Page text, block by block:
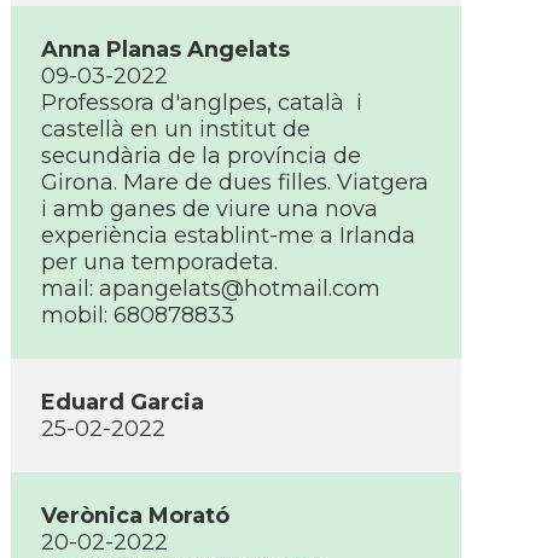
Anna Planas Angelats
09-03-2022
Professora d'anglpes, català i
castellà en un institut de
secundària de la proví­ncia de
Girona. Mare de dues filles. Viatgera
i amb ganes de viure una nova
experiència establint-me a Irlanda
per una temporadeta.
mail: apangelats@hotmail.com
mobil: 680878833
Eduard Garcia
25-02-2022
Verònica Morató
20-02-2022